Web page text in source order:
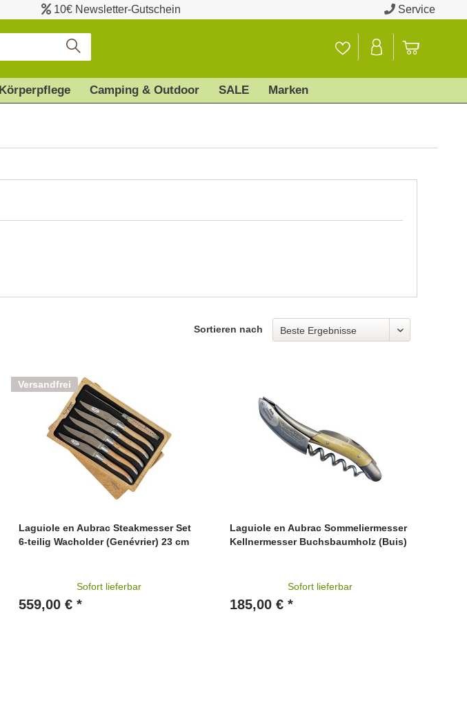
10€ Newsletter-Gutschein Service
Körperpflege Camping & Outdoor SALE Marken
Sortieren nach
Versandfrei
Laguiole en Aubrac Steakmesser Set
6-teilig Wacholder (Genévrier) 23 cm
Sofort lieferbar
559,00 € *
Laguiole en Aubrac Sommeliermesser
Kellnermesser Buchsbaumholz (Buis)
Sofort lieferbar
185,00 € *